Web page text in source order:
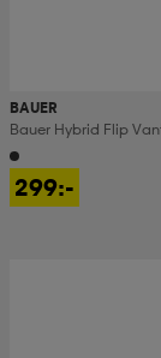
BAUER
Bauer Hybrid Flip
299:-